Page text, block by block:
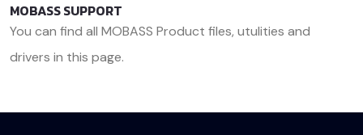
MOBASS SUPPORT
You can find all MOBASS Product files, utulities and
drivers in this page.